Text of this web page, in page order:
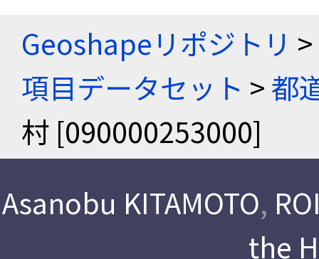
Geoshapeリポジトリ >
項目データセット >都
村 [090000253000]
Asanobu KITAMOTO,
the